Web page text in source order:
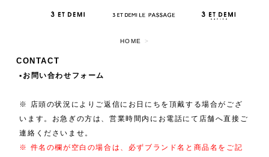
HOME >
CONTACT
▪️お問い合わせフォーム
※ 店頭の状況によりご返信にお日にちを頂戴する場合がござ
います。お急ぎの方は、営業時間内にお電話にて店舗へ直接ご
連絡くださいませ。
※ 件名の欄が空白の場合は、必ずブランド名と商品名をご記